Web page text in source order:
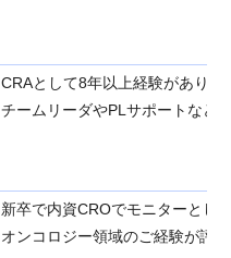
CRAとして8年以上経験があり
チームリーダやPLサポートなど
新卒で内資CROでモニターとし
オンコロジー領域のご経験が評